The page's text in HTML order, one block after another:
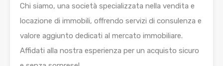
Chi siamo, una società specializzata nella vendita e
locazione di immobili, offrendo servizi di consulenza e
valore aggiunto dedicati al mercato immobiliare.
Affidati alla nostra esperienza per un acquisto sicuro